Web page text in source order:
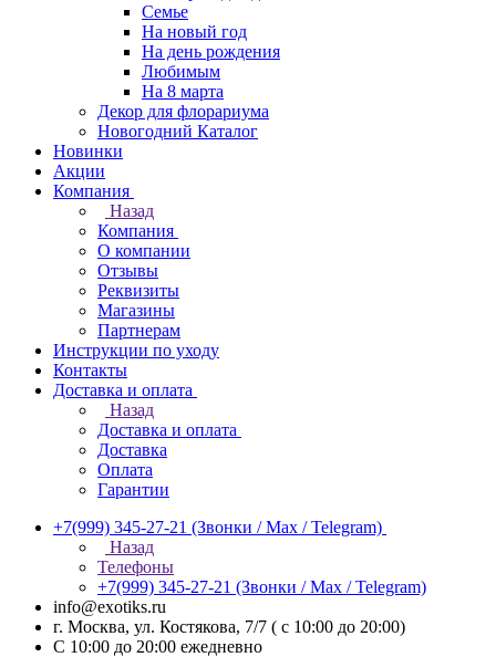
Семье
На новый год
На день рождения
Любимым
На 8 марта
Декор для флорариума
Новогодний Каталог
Новинки
Акции
Компания
Назад
Компания
О компании
Отзывы
Реквизиты
Магазины
Партнерам
Инструкции по уходу
Контакты
Доставка и оплата
Назад
Доставка и оплата
Доставка
Оплата
Гарантии
+7(999) 345-27-21 (Звонки / Max / Telegram)
Назад
Телефоны
+7(999) 345-27-21 (Звонки / Max / Telegram)
info@exotiks.ru
г. Москва, ул. Костякова, 7/7 ( с 10:00 до 20:00)
С 10:00 до 20:00 ежедневно